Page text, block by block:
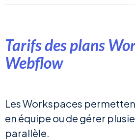
Tarifs des plans
Webflow
Les Workspaces
en équipe ou de gérer
parallèle.